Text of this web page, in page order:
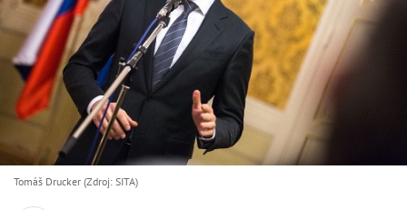
Tomáš Drucker (Zdroj: SITA)